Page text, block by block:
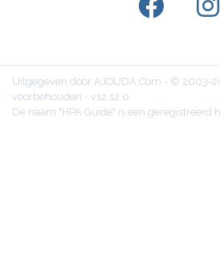
Uitgegeven door AJOUDA.Com - © 2003-
voorbehouden - v12.12.0
De naam "HPA Guide" is een geregistreerd